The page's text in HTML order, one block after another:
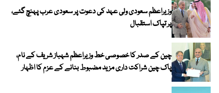
وزیراعظم سعودی ولی عہد کی دعوت پر سعودی عرب پہنچ گئے،
پر تپاک استقبال
چین کے صدر کا خصوصی خط وزیراعظم شہباز شریف کے نام،
پاک چین شراکت داری مزید مضبوط بنانے کے عزم کا اظہار